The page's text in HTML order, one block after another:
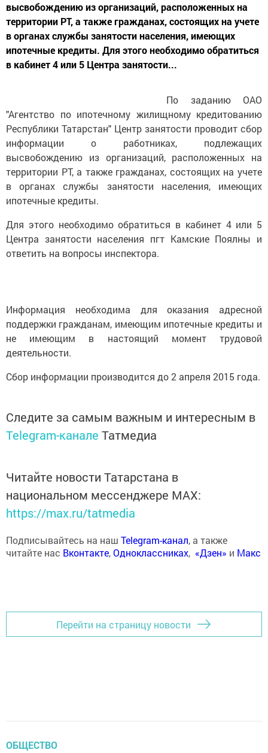
высвобождению из организаций, расположенных на
территории РТ, а также гражданах, состоящих на учете
в органах службы занятости населения, имеющих
ипотечные кредиты. Для этого необходимо обратиться
в кабинет 4 или 5 Центра занятости...
По заданию ОАО
"Агентство по ипотечному жилищному кредитованию
Республики Татарстан" Центр занятости проводит сбор
информации о работниках, подлежащих
высвобождению из организаций, расположенных на
территории РТ, а также гражданах, состоящих на учете
в органах службы занятости населения, имеющих
ипотечные кредиты.
Для этого необходимо обратиться в кабинет 4 или 5
Центра занятости населения пгт Камские Поялны и
ответить на вопросы инспектора.
Информация необходима для оказания адресной
поддержки гражданам, имеющим ипотечные кредиты и
не имеющим в настоящий момент трудовой
деятельности.
Сбор информации производится до 2 апреля 2015 года.
Следите за самым важным и интересным в
Telegram-канале Татмедиа
Читайте новости Татарстана в
национальном мессенджере MАХ:
https://max.ru/tatmedia
Подписывайтесь на наш Telegram-канал, а также
читайте нас Вконтакте,Одноклассниках, «Дзен» и Макс
Перейти на страницу новости
ОБЩЕСТВО